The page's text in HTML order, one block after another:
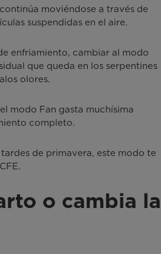
moviéndose a través de
suspendidas en el aire.
enfriamiento, cambiar al modo
que queda en los serpentines
olores.
modo Fan gasta muchísima
completo.
de primavera, este modo te
o cambia la